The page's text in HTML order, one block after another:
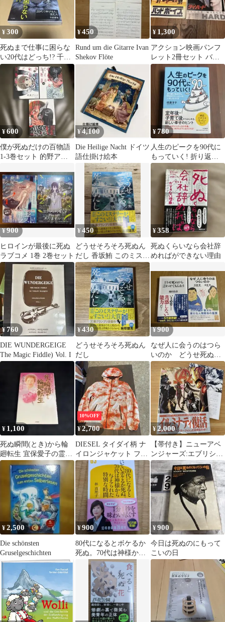
¥300
死ぬまで仕事に困らな
い20代はどっち!? 千田
琢哉
¥450
Rund um die Gitarre Ivan
Shekov Flöte
¥ 1,300
アクション映画パンフ
レット2冊セット バッ
ドボーイズ ダイ・ハー
¥600
僕が死ぬだけの百物語
1-3巻セット 的野アン
¥4,100
Die Heilige Nacht ドイツ
語仕掛け絵本
¥780
人生のピークを90代に
もっていく! 折り返し
地点から、「死ぬまで
ハッピーな人生…
¥900
ヒロインが最後に死ぬ
ラブコメ 1巻 2巻セット
¥450
どうせそろそろ死ぬん
だし 香坂鮪 このミス大
賞
¥358
死ぬくらいなら会社辞
めればができない理由
¥760
DIE WUNDERGEIGE
The Magic Fiddle) Vol. I
¥430
どうせそろそろ死ぬん
だし
¥900
なぜ人に会うのはつら
いのか どうせ死ぬか
ら言わせてもらおう
人間関係 メンタル
¥ 1,100
死ぬ瞬間(とき)から輪
廻転生 宜保愛子の霊界
からのメッセージ
10%OFF
¥2,700
DIESEL タイダイ柄 ナ
イロンジャケット フー
デッド
¥2,000
【帯付き】ニューアベ
ンジャーズ:エブリシン
グ・ダイ 解説書付き
¥2,500
Die schönsten
Gruselgeschichten
¥900
80代になるとボケるか
死ぬ。70代は神様から
与えられた特別な時間
林真理子
¥900
今日は死ぬのにもって
こいの日